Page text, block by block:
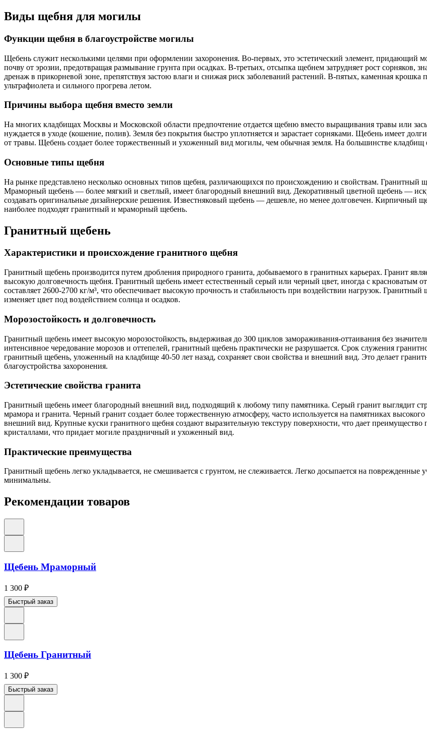
Виды щебня для могилы
Функции щебня в благоустройстве могилы
Щебень служит несколькими целями при оформлении захоронения. Во-первых, это эстетический элемент,
почву от эрозии, предотвращая размывание грунта при осадках. В-третьих, отсыпка щебнем затрудняет рост сорняков,
дренаж в прикорневой зоне, препятствуя застою влаги и снижая риск заболеваний растений. В-пятых, каменная крошка
ультрафиолета и сильного прогрева летом.
Причины выбора щебня вместо земли
На многих кладбищах Москвы и Московской области предпочтение отдается щебню вместо выращивания травы или
нуждается в уходе (кошение, полив). Земля без покрытия быстро уплотняется и зарастает сорняками. Щебень имеет
от травы. Щебень создает более торжественный и ухоженный вид могилы, чем обычная земля. На большинстве кладбищ
Основные типы щебня
На рынке представлено несколько основных типов щебня, различающихся по происхождению и свойствам.
Мраморный щебень — более мягкий и светлый, имеет благородный внешний вид. Декоративный цветной щебень —
создавать оригинальные дизайнерские решения. Известняковый щебень — дешевле, но менее долговечен. Кирпичный
наиболее подходят гранитный и мраморный щебень.
Гранитный щебень
Характеристики и происхождение гранитного щебня
Гранитный щебень производится путем дробления природного гранита, добываемого в гранитных карьерах. Гранит
высокую долговечность щебня. Гранитный щебень имеет естественный серый или черный цвет, иногда с красноватым
составляет 2600-2700 кг/м³, что обеспечивает высокую прочность и стабильность при воздействии нагрузок.
изменяет цвет под воздействием солнца и осадков.
Морозостойкость и долговечность
Гранитный щебень имеет высокую морозостойкость, выдерживая до 300 циклов замораживания-оттаивания без
интенсивное чередование морозов и оттепелей, гранитный щебень практически не разрушается. Срок служения
гранитный щебень, уложенный на кладбище 40-50 лет назад, сохраняет свои свойства и внешний вид. Это делает
благоустройства захоронения.
Эстетические свойства гранита
Гранитный щебень имеет благородный внешний вид, подходящий к любому типу памятника. Серый гранит выглядит
мрамора и гранита. Черный гранит создает более торжественную атмосферу, часто используется на памятниках
внешний вид. Крупные куски гранитного щебня создают выразительную текстуру поверхности, что дает
кристаллами, что придает могиле праздничный и ухоженный вид.
Практические преимущества
Гранитный щебень легко укладывается, не смешивается с грунтом, не слеживается. Легко досыпается на поврежденные
минимальны.
Рекомендации товаров
Щебень Мраморный
1 300 ₽
Быстрый заказ
Щебень Гранитный
1 300 ₽
Быстрый заказ